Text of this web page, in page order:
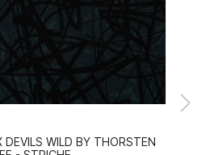
DEVILS WILD BY THORSTEN